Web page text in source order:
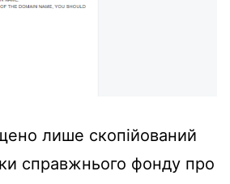
лише скопійований
справжнього фонду про